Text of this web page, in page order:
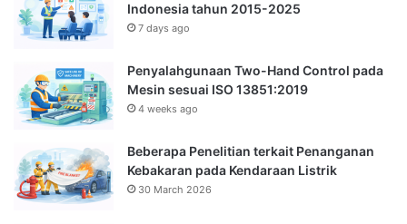
Indonesia tahun 2015-2025
7 days ago
Penyalahgunaan Two-Hand Control pada
Mesin sesuai ISO 13851:2019
4 weeks ago
Beberapa Penelitian terkait Penanganan
Kebakaran pada Kendaraan Listrik
30 March 2026